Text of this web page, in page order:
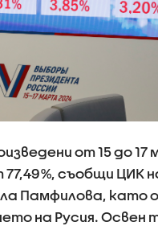
от 15 до
съобщи ЦИК
Памфилова, като
на Русия.